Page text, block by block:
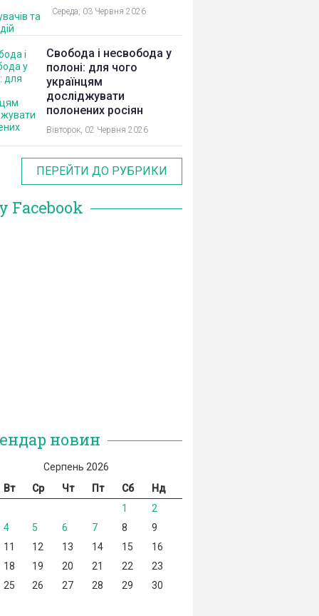
Середа, 03 Червня 2026
Свобода і несвобода у
полоні: для чого
українцям
досліджувати
полонених росіян
Вівторок, 02 Червня 2026
ПЕРЕЙТИ ДО РУБРИКИ
Facebook
новин
Серпень 2026
Вт
Ср Чт Пт Сб
Нд
1
2
4
5 6 7 8
9
11
12 13 14 15
16
18
19 20 21 22
23
25
26 27 28 29 30